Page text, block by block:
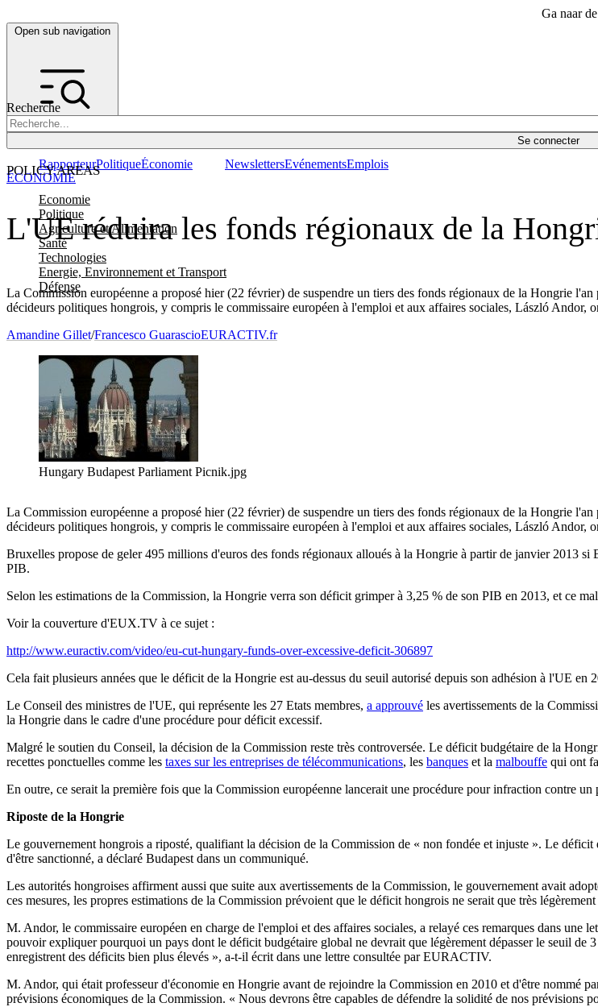
Ga naar
Open sub navigation
Recherche
Se connecter
POLICY AREAS
Economie
Politique
Agriculture et Alimentation
Santé
Technologies
Energie, Environnement et Transport
Défense
RapporteurPolitiqueÉconomie NewslettersEvénementsEmplois
L'UE réduira les fonds régionaux de la
La Commission européenne a proposé hier (22 février) de suspendre un tiers des fonds régionaux de la Hongrie
décideurs politiques hongrois, y compris le commissaire européen à l'emploi et aux affaires sociales, László Andor,
ÉCONOMIE
Amandine Gillet/Francesco GuarascioEURACTIV.fr
Hungary Budapest Parliament Picnik.jpg
La Commission européenne a proposé hier (22 février) de suspendre un tiers des fonds régionaux de la Hongrie
décideurs politiques hongrois, y compris le commissaire européen à l'emploi et aux affaires sociales, László Andor,
Bruxelles propose de geler 495 millions d'euros des fonds régionaux alloués à la Hongrie à partir de janvier 2013 si
PIB.
Selon les estimations de la Commission, la Hongrie verra son déficit grimper à 3,25 % de son PIB en 2013, et ce
Voir la couverture d'EUX.TV à ce sujet :
http://www.euractiv.com/video/eu-cut-hungary-funds-over-excessive-deficit-306897
Cela fait plusieurs années que le déficit de la Hongrie est au-dessus du seuil autorisé depuis son adhésion à l'UE en
Le Conseil des ministres de l'UE, qui représente les 27 Etats membres, a approuvé les avertissements de la
la Hongrie dans le cadre d'une procédure pour déficit excessif.
Malgré le soutien du Conseil, la décision de la Commission reste très controversée. Le déficit budgétaire de la
recettes ponctuelles comme les taxes sur les entreprises de télécommunications, les banques et la malbouffe qui ont
En outre, ce serait la première fois que la Commission européenne lancerait une procédure pour infraction contre
Riposte de la Hongrie
Le gouvernement hongrois a riposté, qualifiant la décision de la Commission de « non fondée et injuste ». Le
d'être sanctionné, a déclaré Budapest dans un communiqué.
Les autorités hongroises affirment aussi que suite aux avertissements de la Commission, le gouvernement avait
ces mesures, les propres estimations de la Commission prévoient que le déficit hongrois ne serait que très
M. Andor, le commissaire européen en charge de l'emploi et des affaires sociales, a relayé ces remarques dans une
pouvoir expliquer pourquoi un pays dont le déficit budgétaire global ne devrait que légèrement dépasser le seuil de
enregistrent des déficits bien plus élevés », a-t-il écrit dans une lettre consultée par EURACTIV.
M. Andor, qui était professeur d'économie en Hongrie avant de rejoindre la Commission en 2010 et d'être nommé
prévisions économiques de la Commission. « Nous devrons être capables de défendre la solidité de nos prévisions